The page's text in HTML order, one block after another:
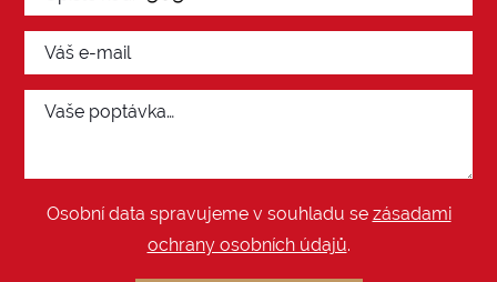
Osobní data spravujeme v souhladu se zásadami
ochrany osobních údajů.